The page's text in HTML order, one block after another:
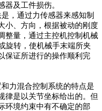
器及工件损伤。
，通过力传感器来感知制
小、方向，根据被动的刚度
整量，通过主控机控制机械
旋转，使机械手末端所夹
保证所进行的操作顺利完
力混合控制系统的特点是
律是以关节坐标给出的。但
环境约束中有不确定的部